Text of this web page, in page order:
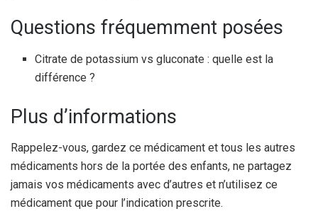
Questions fréquemment posées
Citrate de potassium vs gluconate : quelle est la
différence ?
Plus d’informations
Rappelez-vous, gardez ce médicament et tous les autres
médicaments hors de la portée des enfants, ne partagez
jamais vos médicaments avec d’autres et n’utilisez ce
médicament que pour l’indication prescrite.